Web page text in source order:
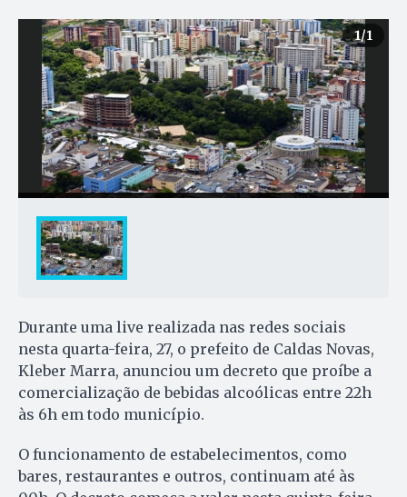
1/1
Durante uma live realizada nas redes sociais
nesta quarta-feira, 27, o prefeito de Caldas Novas,
Kleber Marra, anunciou um decreto que proíbe a
comercialização de bebidas alcoólicas entre 22h
às 6h em todo município.
O funcionamento de estabelecimentos, como
bares, restaurantes e outros, continuam até às